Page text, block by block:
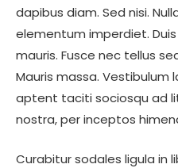
dapibus diam. Sed nisi.
elementum imperdiet.
mauris. Fusce nec tellus
Mauris massa. Vestibulum
aptent taciti sociosqu ad
nostra, per inceptos
Curabitur sodales ligula in